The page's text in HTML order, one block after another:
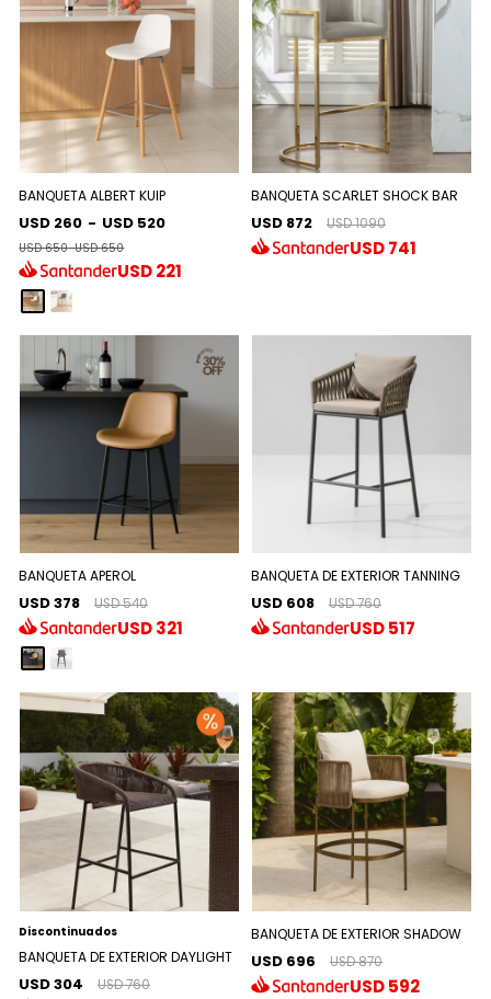
BANQUETA ALBERT KUIP
USD 260 - USD 520
USD 650-USD 650
USD221
BANQUETA SCARLET SHOCK BAR
USD 872 USD 1090
USD741
BANQUETA APEROL
USD 378 USD 540
USD321
BANQUETA DE EXTERIOR TANNING
USD 608 USD 760
USD517
Discontinuados
BANQUETA DE EXTERIOR DAYLIGHT
USD 304 USD 760
BANQUETA DE EXTERIOR SHADOW
USD 696 USD 870
USD592